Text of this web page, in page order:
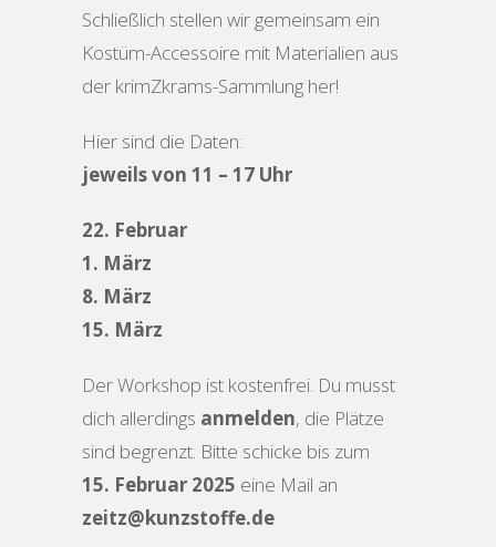
Schließlich stellen wir gemeinsam ein
Kostüm-Accessoire mit Materialien aus
der krimZkrams-Sammlung her!
Hier sind die Daten:
jeweils von 11 – 17 Uhr
22. Februar
1. März
8. März
15. März
Der Workshop ist kostenfrei. Du musst
dich allerdings anmelden, die Plätze
sind begrenzt. Bitte schicke bis zum
15. Februar 2025 eine Mail an
zeitz@kunzstoffe.de